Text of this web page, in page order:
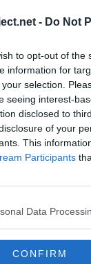
- Do Not
to opt-out of the
information for
selection.
seeing interest-
disclosed to
of your
This
Participants
Data
CONFIRM
o